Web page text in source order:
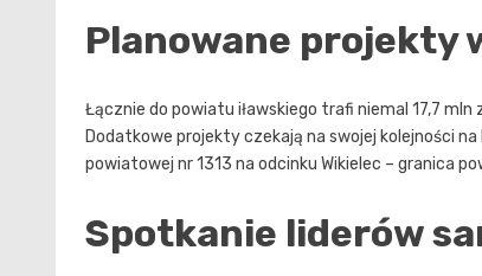
Planowane projekty
Łącznie do powiatu iławskiego trafi niemal 17,7
Dodatkowe projekty czekają na swojej kolejności
powiatowej nr 1313 na odcinku Wikielec – granica
Spotkanie liderów